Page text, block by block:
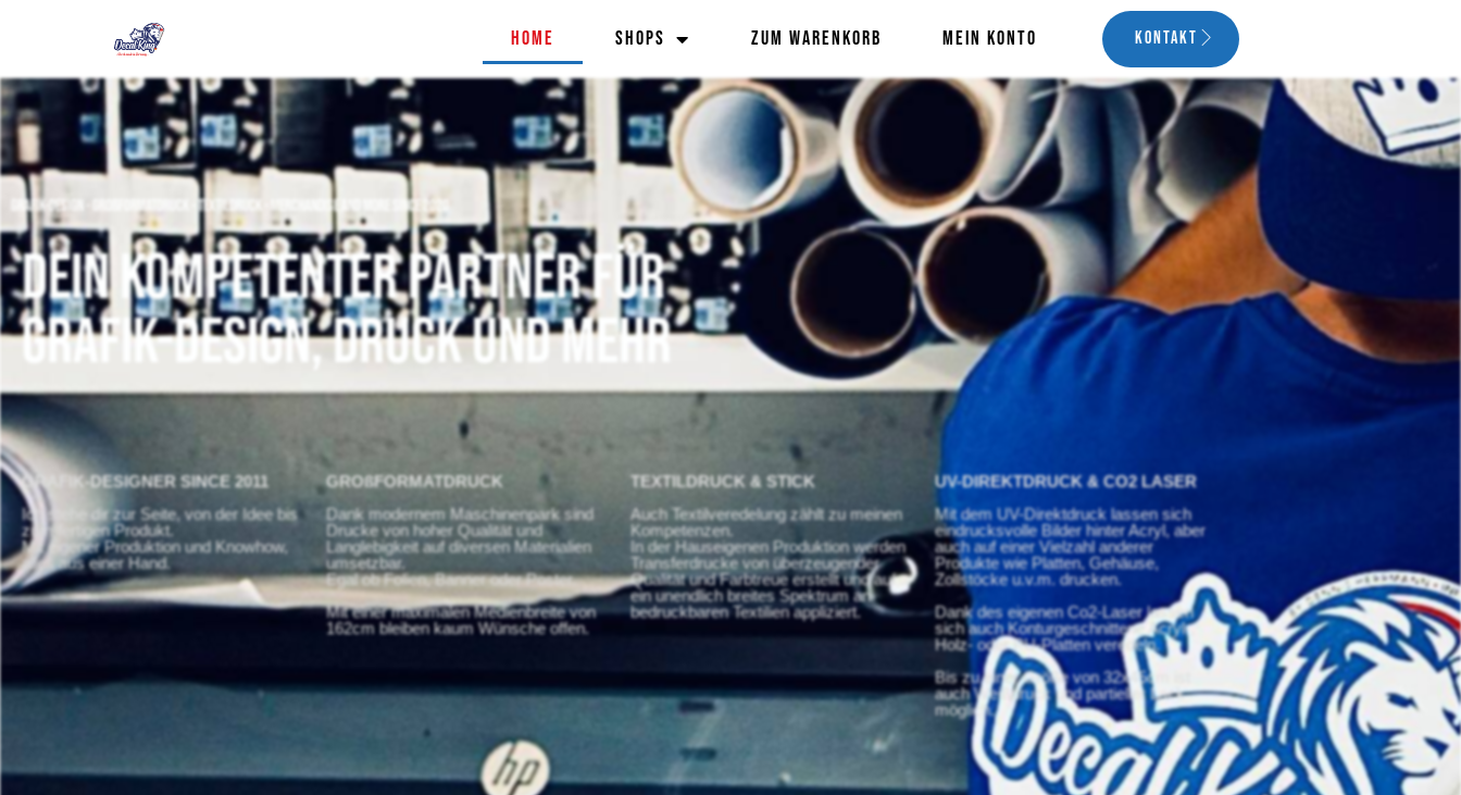
Home Shops zum Warenkorb Mein Konto Kontakt
Grafik-Design - Großformatdruck - Textildruck - merchandise and more since 2020
Dein Kompetenter Partner für
Grafik-Design, Druck und mehr
GRAFIK-DESIGNER SINCE 2011
Ich stehe dir zur Seite, von der Idee bis
zum fertigen Produkt.
Mit eigener Produktion und Knowhow,
alles aus einer Hand.
GROßFORMATDRUCK
Dank modernem Maschinenpark sind
Drucke von hoher Qualität und
Langlebigkeit auf diversen Materialien
umsetzbar.
Egal ob Folien, Banner oder Poster.
Mit einer maximalen Medienbreite von
162cm bleiben kaum Wünsche offen.
TEXTILDRUCK & STICK
Auch Textilveredelung zählt zu meinen
Kompetenzen.
In der Hauseigenen Produktion werden
Transferdrucke von überzeugender
Qualität und Farbtreue erstellt und auf
ein unendlich breites Spektrum an
bedruckbaren Textilien appliziert.
UV-DIREKTDRUCK & CO2 LASER
Mit dem UV-Direktdruck lassen sich
eindrucksvolle Bilder hinter Acryl, aber
auch auf einer Vielzahl anderer
Produkte wie Platten, Gehäuse,
Zollstöcke u.v.m. drucken.
Dank des eigenen Co2-Laser lassen
sich auch Konturgeschnittene Acryl-,
Holz- oder PU-Platten veredeln.
Bis zu einer Größe von 32x45cm ist
auch Weißdruck und partieller Lack
möglich.